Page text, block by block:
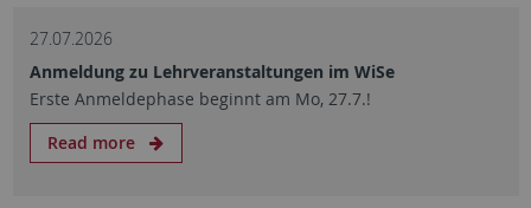
27.07.2026
Anmeldung zu Lehrveranstaltungen im WiSe
Erste Anmeldephase beginnt am Mo, 27.7.!
Read more